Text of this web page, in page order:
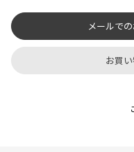
メールで
お買